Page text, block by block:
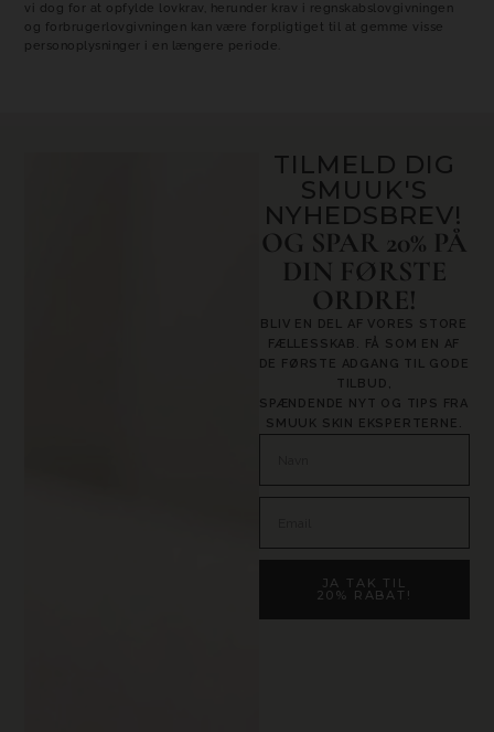
vi dog for at opfylde lovkrav, herunder krav i regnskabslovgivningen
og forbrugerlovgivningen kan være forpligtiget til at gemme visse
personoplysninger i en længere periode.
TILMELD DIG
SMUUK'S
NYHEDSBREV!
OG SPAR 20% PÅ
DIN FØRSTE
ORDRE!
BLIV EN DEL AF VORES STORE
FÆLLESSKAB. FÅ SOM EN AF
DE FØRSTE ADGANG TIL GODE
TILBUD,
SPÆNDENDE NYT OG TIPS FRA
SMUUK SKIN EKSPERTERNE.
JA TAK TIL
20% RABAT!